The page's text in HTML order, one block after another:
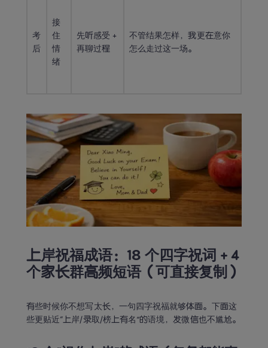
考
后
接
住
情
绪
先听感受 +
再聊过程
不管结果怎样，我更在意你
怎么走过这一场。
上岸祝福成语：18 个四字祝词 + 4
个家长群高频短语（可直接复制）
有些时候你不想写太长，一句四字祝福就够体面。下面这
些更贴近“上岸/录取/榜上有名”的语境，发微信也不尴尬。